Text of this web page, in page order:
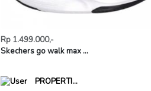
Rp 1.499.000,-
Skechers go walk max ...
PROPERTI...